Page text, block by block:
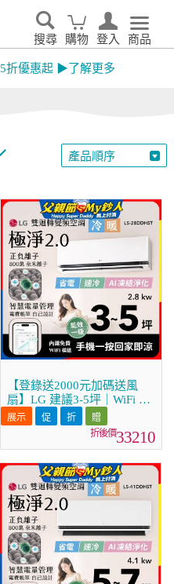
搜尋 購物 登入 商品
折優惠起 ▶了解更多
產品順序
【登錄送2000元加碼送風
扇】LG 建議3-5坪｜WiFi 雙
迴轉變頻空調｜極淨2.0系列
｜AI 氣流 & 奈米離子 (LS-
33210